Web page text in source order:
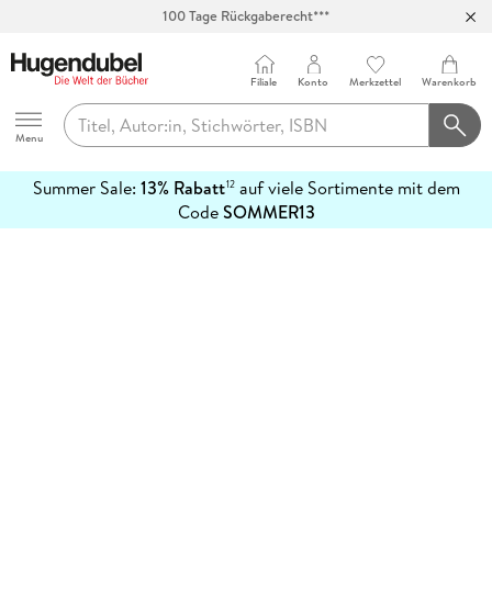
100 Tage Rückgaberecht***
Hugendubel
Menu
Filiale Konto Merkzettel Warenkorb
Summer Sale: 13% Rabatt12auf viele Sortimente mit dem
CodeSOMMER13
erfahren